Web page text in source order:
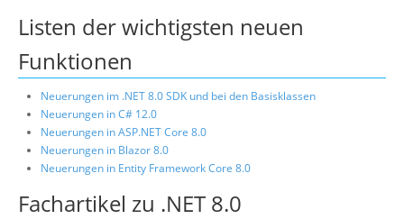
Listen der wichtigsten neuen
Funktionen
Neuerungen im .NET 8.0 SDK und bei den Basisklassen
Neuerungen in C# 12.0
Neuerungen in ASP.NET Core 8.0
Neuerungen in Blazor 8.0
Neuerungen in Entity Framework Core 8.0
Fachartikel zu .NET 8.0